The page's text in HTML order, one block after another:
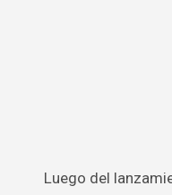
Luego del lanzamiento de su último disco «Bailemos otra vez» en octubre de 2023, hace apenas unas horas Chayanne